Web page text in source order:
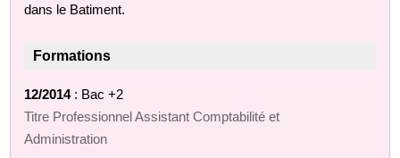
dans le Batiment.
Formations
12/2014: Bac +2
Titre Professionnel Assistant Comptabilité et
Administration